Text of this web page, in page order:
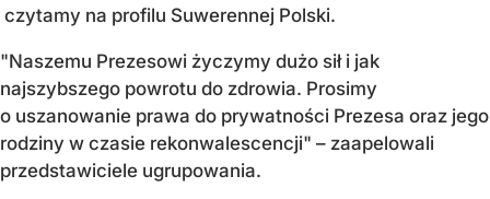
czytamy na profilu Suwerennej Polski.
"Naszemu Prezesowi życzymy dużo sił i jak
najszybszego powrotu do zdrowia. Prosimy
o uszanowanie prawa do prywatności Prezesa oraz jego
rodziny w czasie rekonwalescencji" – zaapelowali
przedstawiciele ugrupowania.